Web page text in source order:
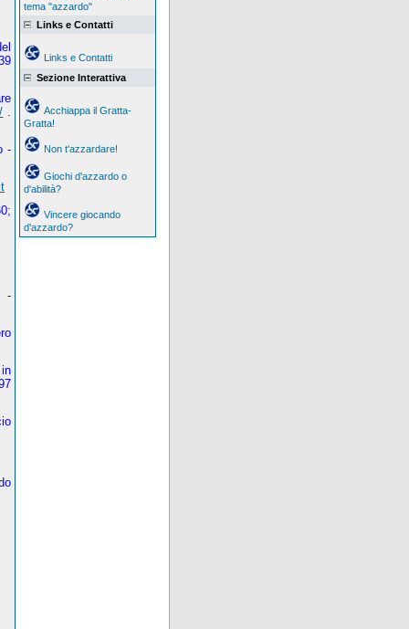
.
-
-
tema "azzardo"
Links e Contatti
Links e Contatti
Sezione Interattiva
Acchiappa il Gratta-
Gratta!
Non t'azzardare!
Giochi d'azzardo o
d'abilità?
Vincere giocando
d'azzardo?